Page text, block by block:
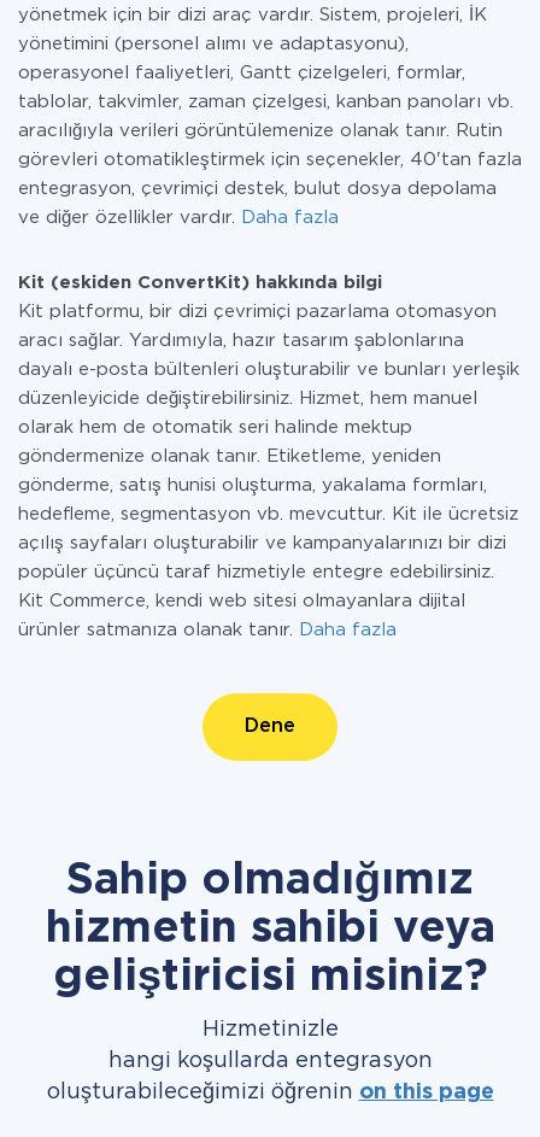
yönetmek için bir dizi araç vardır. Sistem, projeleri, İK
yönetimini (personel alımı ve adaptasyonu),
operasyonel faaliyetleri, Gantt çizelgeleri, formlar,
tablolar, takvimler, zaman çizelgesi, kanban panoları vb.
aracılığıyla verileri görüntülemenize olanak tanır. Rutin
görevleri otomatikleştirmek için seçenekler, 40'tan fazla
entegrasyon, çevrimiçi destek, bulut dosya depolama
ve diğer özellikler vardır.
Daha fazla
Kit (eskiden ConvertKit) hakkında bilgi
Kit platformu, bir dizi çevrimiçi pazarlama otomasyon
aracı sağlar. Yardımıyla, hazır tasarım şablonlarına
dayalı e-posta bültenleri oluşturabilir ve bunları yerleşik
düzenleyicide değiştirebilirsiniz. Hizmet, hem manuel
olarak hem de otomatik seri halinde mektup
göndermenize olanak tanır. Etiketleme, yeniden
gönderme, satış hunisi oluşturma, yakalama formları,
hedefleme, segmentasyon vb. mevcuttur. Kit ile ücretsiz
açılış sayfaları oluşturabilir ve kampanyalarınızı bir dizi
popüler üçüncü taraf hizmetiyle entegre edebilirsiniz.
Kit Commerce, kendi web sitesi olmayanlara dijital
ürünler satmanıza olanak tanır.
Daha fazla
Dene
Sahip olmadığımız
hizmetin sahibi veya
geliştiricisi misiniz?
Hizmetinizle
hangi koşullarda entegrasyon
oluşturabileceğimizi öğrenin on this page